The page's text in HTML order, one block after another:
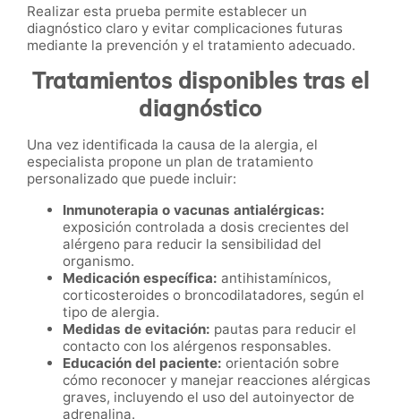
Realizar esta prueba permite establecer un
diagnóstico claro y evitar complicaciones futuras
mediante la prevención y el tratamiento adecuado.
Tratamientos disponibles tras el
diagnóstico
Una vez identificada la causa de la alergia, el
especialista propone un plan de tratamiento
personalizado que puede incluir:
Inmunoterapia o vacunas antialérgicas:
exposición controlada a dosis crecientes del
alérgeno para reducir la sensibilidad del
organismo.
Medicación específica: antihistamínicos,
corticosteroides o broncodilatadores, según el
tipo de alergia.
Medidas de evitación: pautas para reducir el
contacto con los alérgenos responsables.
Educación del paciente: orientación sobre
cómo reconocer y manejar reacciones alérgicas
graves, incluyendo el uso del autoinyector de
adrenalina.